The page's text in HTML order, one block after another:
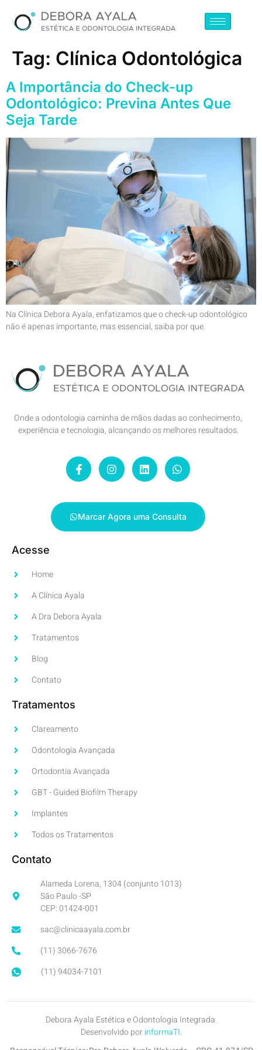
Tag: Clínica Odontológica
A Importância do Check-up
Odontológico: Previna Antes Que
Seja Tarde
Na Clínica Debora Ayala, enfatizamos que o check-up odontológico
não é apenas importante, mas essencial, saiba por que.
Onde a odontologia caminha de mãos dadas ao conhecimento,
experiência e tecnologia, alcançando os melhores resultados.
Marcar Agora uma Consulta
Acesse
Home
A Clínica Ayala
A Dra Debora Ayala
Tratamentos
Blog
Contato
Tratamentos
Clareamento
Odontologia Avançada
Ortodontia Avançada
GBT - Guided Biofilm Therapy
Implantes
Todos os Tratamentos
Contato
Alameda Lorena, 1304 (conjunto 1013)
São Paulo -SP
CEP: 01424-001
sac@clinicaayala.com.br
(11) 3066-7676
(11) 94034-7101
Debora Ayala Estética e Odontologia Integrada.
Desenvolvido porinformaTI.